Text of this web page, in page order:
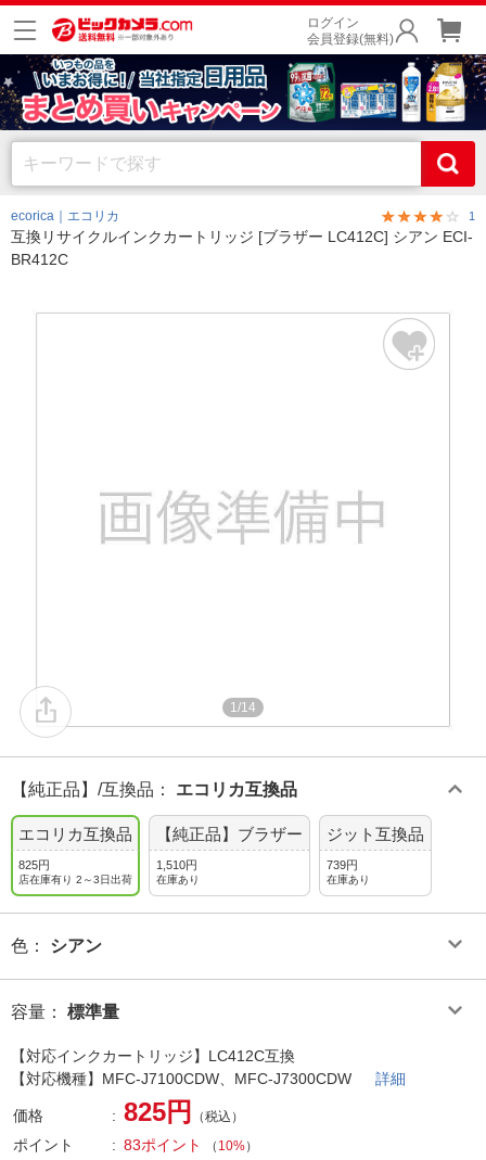
ログイン
会員登録(無料)
ecorica｜エコリカ 1
互換リサイクルインクカートリッジ [ブラザー LC412C] シアン ECI-
BR412C
1/14
【純正品】/互換品 ： エコリカ互換品
エコリカ互換品
825円
店在庫有り 2～3日出荷
【純正品】ブラザー
1,510円
在庫あり
ジット互換品
739円
在庫あり
色 ： シアン
容量 ： 標準量
【対応インクカートリッジ】LC412C互換
【対応機種】MFC-J7100CDW、MFC-J7300CDW 詳細
価格 825円 （税込）
ポイント 83ポイント （ 10%）